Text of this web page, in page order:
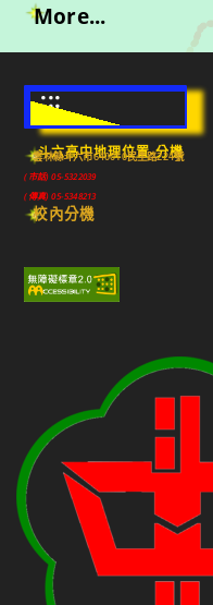
More...
:::
斗六高中地理位置-分機
雲林縣斗六市640010民生路224號
(市話) 05-5322039
(傳真) 05-5348213
校內分機